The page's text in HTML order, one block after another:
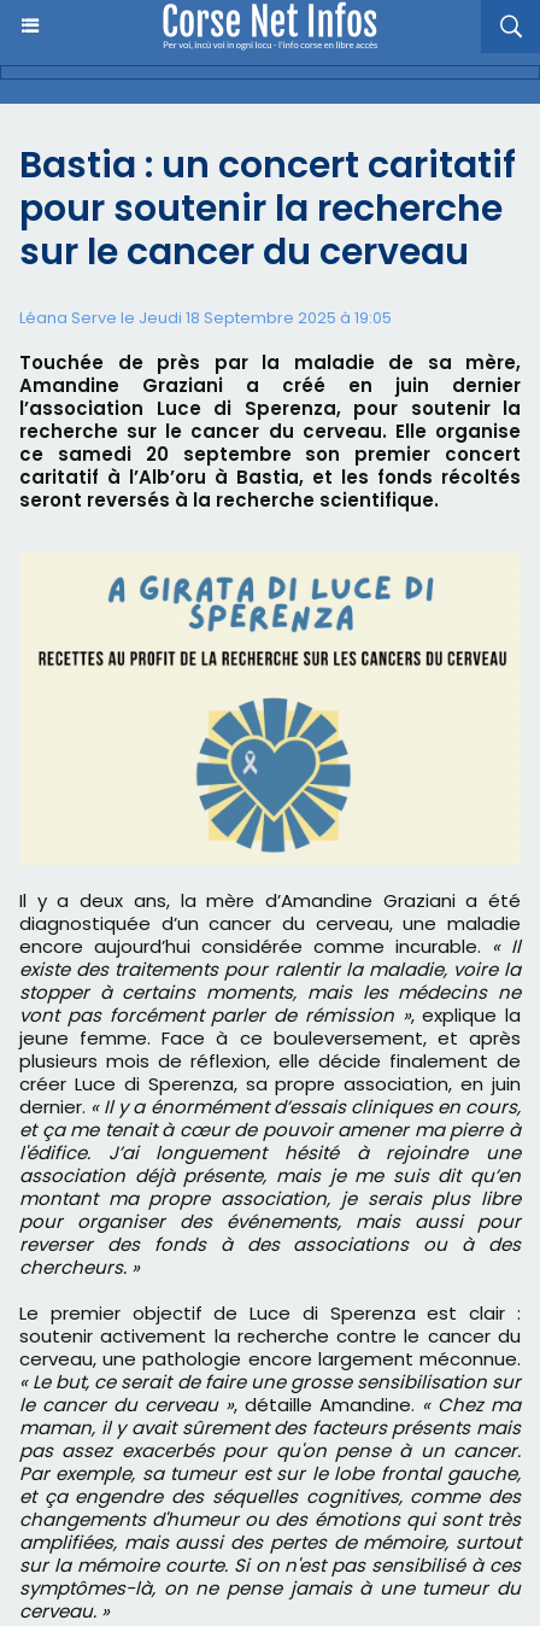
Bastia : un concert caritatif
pour soutenir la recherche
sur le cancer du cerveau
Léana Serve le Jeudi 18 Septembre 2025 à 19:05
Touchée de près par la maladie de sa mère,
Amandine Graziani a créé en juin dernier
l’association Luce di Sperenza, pour soutenir la
recherche sur le cancer du cerveau. Elle organise
ce samedi 20 septembre son premier concert
caritatif à l’Alb’oru à Bastia, et les fonds récoltés
seront reversés à la recherche scientifique.
Il y a deux ans, la mère d’Amandine Graziani a été
diagnostiquée d’un cancer du cerveau, une maladie
encore aujourd’hui considérée comme incurable. « Il
existe des traitements pour ralentir la maladie, voire la
stopper à certains moments, mais les médecins ne
vont pas forcément parler de rémission », explique la
jeune femme. Face à ce bouleversement, et après
plusieurs mois de réflexion, elle décide finalement de
créer Luce di Sperenza, sa propre association, en juin
dernier. « Il y a énormément d’essais cliniques en cours,
et ça me tenait à cœur de pouvoir amener ma pierre à
l'édifice. J’ai longuement hésité à rejoindre une
association déjà présente, mais je me suis dit qu’en
montant ma propre association, je serais plus libre
pour organiser des événements, mais aussi pour
reverser des fonds à des associations ou à des
chercheurs. »
Le premier objectif de Luce di Sperenza est clair :
soutenir activement la recherche contre le cancer du
cerveau, une pathologie encore largement méconnue.
« Le but, ce serait de faire une grosse sensibilisation sur
le cancer du cerveau », détaille Amandine. « Chez ma
maman, il y avait sûrement des facteurs présents mais
pas assez exacerbés pour qu'on pense à un cancer.
Par exemple, sa tumeur est sur le lobe frontal gauche,
et ça engendre des séquelles cognitives, comme des
changements d'humeur ou des émotions qui sont très
amplifiées, mais aussi des pertes de mémoire, surtout
sur la mémoire courte. Si on n'est pas sensibilisé à ces
symptômes-là, on ne pense jamais à une tumeur du
cerveau. »